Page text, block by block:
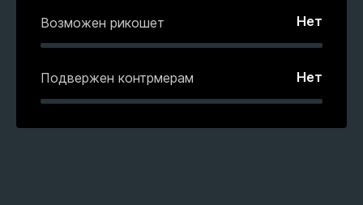
Возможен рикошет Нет
Подвержен контрмерам Нет